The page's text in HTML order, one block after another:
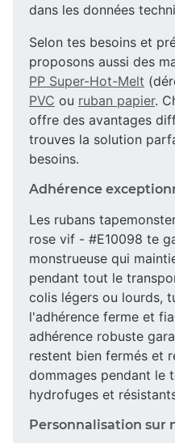
dans les données
Selon tes besoins et
proposons aussi des
PP Super-Hot-Melt
PVC ou ruban papier.
offre des avantages
trouves la solution
besoins.
Adhérence
Les rubans
rose vif - #E10098 te
monstrueuse qui
pendant tout le
colis légers ou lourds,
l'adhérence ferme et
adhérence robuste
restent bien fermés et
dommages pendant le
hydrofuges et
Personnalisation sur